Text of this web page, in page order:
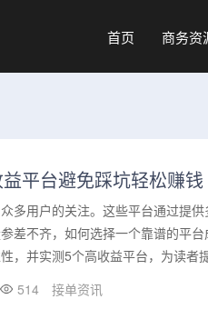
首页 商务资
平台避免踩坑轻松赚钱
多用户的关注。这些平台通过提
差不齐，如何选择一个靠谱的平
，并实测5个高收益平台，为读者
514 接单资讯